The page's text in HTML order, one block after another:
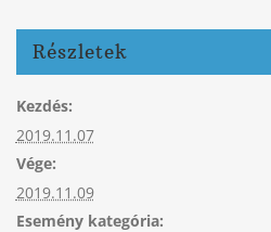
Részletek
Kezdés:
2019.11.07
Vége:
2019.11.09
Esemény kategória: